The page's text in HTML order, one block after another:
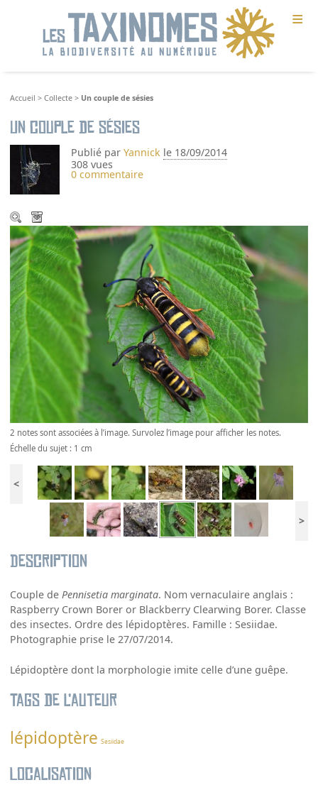
≡
Accueil >Collecte > Un couple de sésies
Un couple de sésies
Publié parYannick le 18/09/2014
308 vues
0 commentaire
2 notes sont associées à l’image. Survolez l’image pour afficher les notes.
Échelle du sujet : 1 cm
<
>
Description
Couple dePennisetia marginata. Nom vernaculaire anglais :
Raspberry Crown Borer or Blackberry Clearwing Borer. Classe
des insectes. Ordre des lépidoptères. Famille : Sesiidae.
Photographie prise le 27/07/2014.
Lépidoptère dont la morphologie imite celle d’une guêpe.
Tags de l’auteur
lépidoptère Sesiidae
Localisation